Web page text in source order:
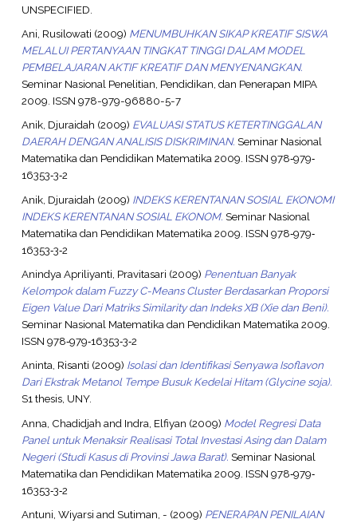
UNSPECIFIED.
Ani, Rusilowati (2009) MENUMBUHKAN SIKAP KREATIF SISWA
MELALUI PERTANYAAN TINGKAT TINGGI DALAM MODEL
PEMBELAJARAN AKTIF KREATIF DAN MENYENANGKAN.
Seminar Nasional Penelitian, Pendidikan, dan Penerapan MIPA
2009. ISSN 978-979-96880-5-7
Anik, Djuraidah (2009) EVALUASI STATUS KETERTINGGALAN
DAERAH DENGAN ANALISIS DISKRIMINAN. Seminar Nasional
Matematika dan Pendidikan Matematika 2009. ISSN 978‐979‐
16353‐3‐2
Anik, Djuraidah (2009) INDEKS KERENTANAN SOSIAL EKONOMI
INDEKS KERENTANAN SOSIAL EKONOM. Seminar Nasional
Matematika dan Pendidikan Matematika 2009. ISSN 978‐979‐
16353‐3‐2
Anindya Apriliyanti, Pravitasari (2009) Penentuan Banyak
Kelompok dalam Fuzzy C-Means Cluster Berdasarkan Proporsi
Eigen Value Dari Matriks Similarity dan Indeks XB (Xie dan Beni).
Seminar Nasional Matematika dan Pendidikan Matematika 2009.
ISSN 978‐979‐16353‐3‐2
Aninta, Risanti (2009) Isolasi dan Identifikasi Senyawa Isoflavon
Dari Ekstrak Metanol Tempe Busuk Kedelai Hitam (Glycine soja).
S1 thesis, UNY.
Anna, Chadidjah and Indra, Elfiyan (2009) Model Regresi Data
Panel untuk Menaksir Realisasi Total Investasi Asing dan Dalam
Negeri (Studi Kasus di Provinsi Jawa Barat). Seminar Nasional
Matematika dan Pendidikan Matematika 2009. ISSN 978‐979‐
16353‐3‐2
Antuni, Wiyarsi and Sutiman, - (2009) PENERAPAN PENILAIAN